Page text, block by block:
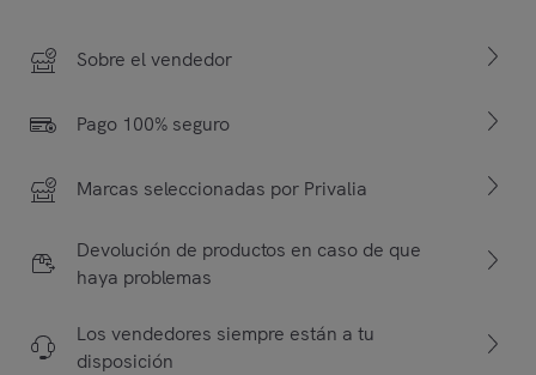
Sobre el vendedor
Pago 100% seguro
Marcas seleccionadas por Privalia
Devolución de productos en caso de que
haya problemas
Los vendedores siempre están a tu
disposición